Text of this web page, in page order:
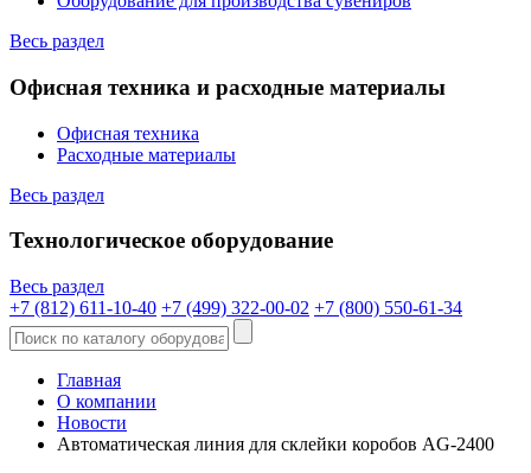
Весь раздел
Офисная техника и расходные материалы
Офисная техника
Расходные материалы
Весь раздел
Технологическое оборудование
Весь раздел
+7 (812) 611-10-40 +7 (499) 322-00-02 +7 (800) 550-61-34
Главная
О компании
Новости
Автоматическая линия для склейки коробов AG-2400